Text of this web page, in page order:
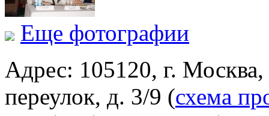
Еще фотографии
Адрес: 105120, г.
переулок, д. 3/9 (схема